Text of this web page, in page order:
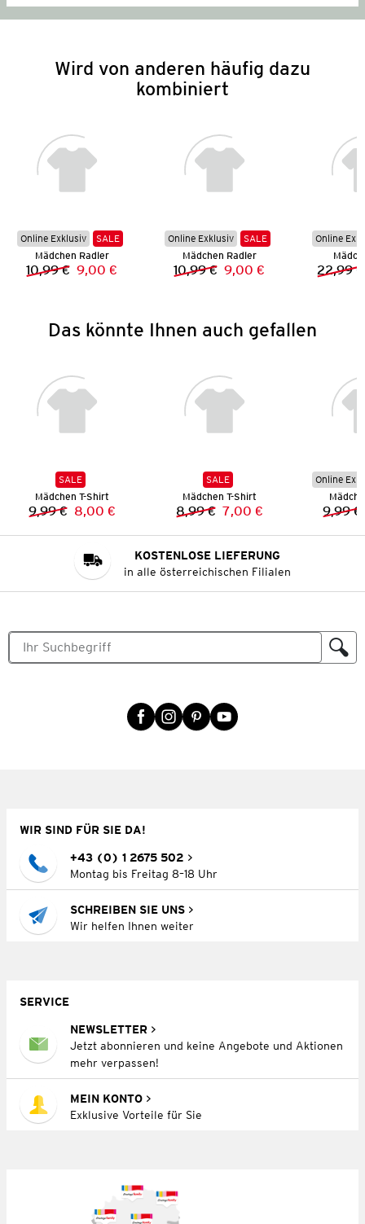
Wird von anderen häufig dazu
kombiniert
Online Exklusiv
SALE
Mädchen Radler
Vorheriger Preis:
10,99 € Neuer Preis:
9,00 €
Online Exklusiv
SALE
Mädchen Radler
Vorheriger Preis:
10,99 € Neuer Preis:
9,00 €
Online
22,99 €
Das könnte Ihnen auch gefallen
SALE
Mädchen T-Shirt
Vorheriger Preis:
9,99 € Neuer Preis:
8,00 €
SALE
Mädchen T-Shirt
Vorheriger Preis:
8,99 € Neuer Preis:
7,00 €
Online
9,99 €
KOSTENLOSE LIEFERUNG
in alle österreichischen Filialen
WIR SIND FÜR SIE DA!
+43 (0) 1 2675 502
Montag bis Freitag 8–18 Uhr
SCHREIBEN SIE UNS
Wir helfen Ihnen weiter
SERVICE
NEWSLETTER
Jetzt abonnieren und keine Angebote und Aktionen
mehr verpassen!
MEIN KONTO
Exklusive Vorteile für Sie